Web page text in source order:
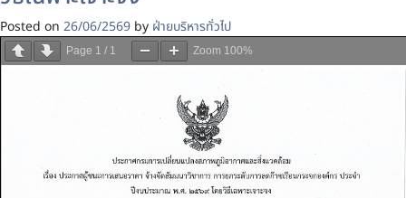
Posted on 26/06/2569 by ฝ่ายบริหารทั่วไป
Page 1 / 1 Zoom 100%